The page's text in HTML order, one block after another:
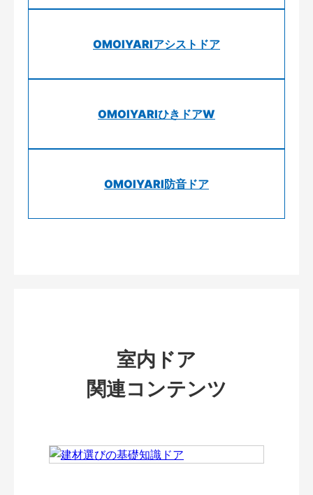
OMOIYARIアシストドア
OMOIYARIひきドアW
OMOIYARI防音ドア
室内ドア
関連コンテンツ